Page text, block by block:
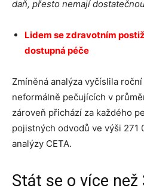
daň, přesto nemají
Lidem se zdravotním
dostupná péče
Zmíněná analýza vyčíslila
neformálně pečujících v
zároveň přichází za každého
pojistných odvodů ve výši 271
analýzy CETA.
Stát se o více než